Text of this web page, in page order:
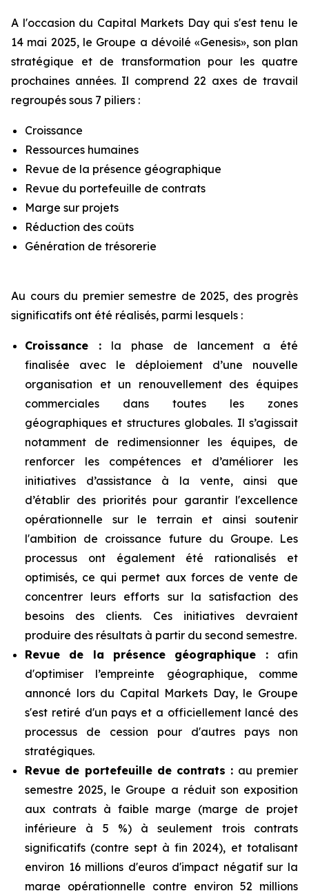
A l'occasion du Capital Markets Day qui s'est tenu le
14 mai 2025, le Groupe a dévoilé «Genesis», son plan
stratégique et de transformation pour les quatre
prochaines années. Il comprend 22 axes de travail
regroupés sous 7 piliers :
Croissance
Ressources humaines
Revue de la présence géographique
Revue du portefeuille de contrats
Marge sur projets
Réduction des coûts
Génération de trésorerie
Au cours du premier semestre de 2025, des progrès
significatifs ont été réalisés, parmi lesquels :
Croissance : la phase de lancement a été
finalisée avec le déploiement d’une nouvelle
organisation et un renouvellement des équipes
commerciales dans toutes les zones
géographiques et structures globales. Il s’agissait
notamment de redimensionner les équipes, de
renforcer les compétences et d’améliorer les
initiatives d’assistance à la vente, ainsi que
d’établir des priorités pour garantir l'excellence
opérationnelle sur le terrain et ainsi soutenir
l'ambition de croissance future du Groupe. Les
processus ont également été rationalisés et
optimisés, ce qui permet aux forces de vente de
concentrer leurs efforts sur la satisfaction des
besoins des clients. Ces initiatives devraient
produire des résultats à partir du second semestre.
Revue de la présence géographique : afin
d'optimiser l’empreinte géographique, comme
annoncé lors du Capital Markets Day, le Groupe
s'est retiré d'un pays et a officiellement lancé des
processus de cession pour d'autres pays non
stratégiques.
Revue de portefeuille de contrats : au premier
semestre 2025, le Groupe a réduit son exposition
aux contrats à faible marge (marge de projet
inférieure à 5 %) à seulement trois contrats
significatifs (contre sept à fin 2024), et totalisant
environ 16 millions d'euros d'impact négatif sur la
marge opérationnelle contre environ 52 millions